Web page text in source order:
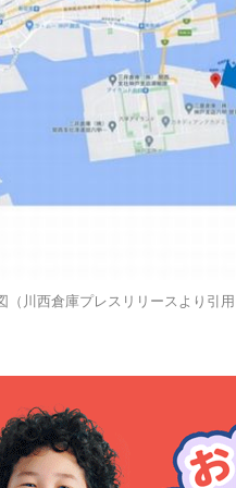
（川西倉庫プレスリリースより引